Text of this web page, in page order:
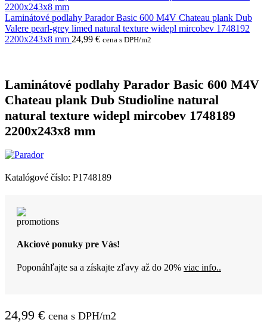
Laminátové podlahy Parador Basic 600 M4V Chateau plank Dub
Valere pearl-grey limed natural texture widepl mircobev 1748192
2200x243x8 mm 24,99 € cena s DPH/m2
Laminátové podlahy Parador Basic 600 M4V
Chateau plank Dub Studioline natural
natural texture widepl mircobev 1748189
2200x243x8 mm
Katalógové číslo: P1748189
Akciové ponuky pre Vás!
Poponáhľajte sa a získajte zľavy až do 20% viac info..
24,99 € cena s DPH/m2